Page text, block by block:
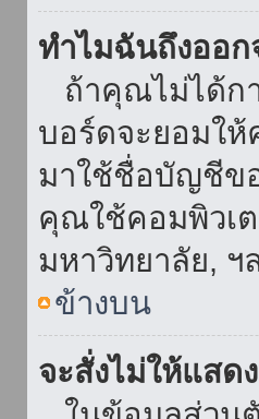
ทำไมฉันถึงออ
ถ้าคุณไม่ได้ก
บอร์ดจะยอมใ
มาใช้ชื่อบัญชีข
คุณใช้คอมพิวเต
มหาวิทยาลัย, ฯ
ข้างบน
จะสั่งไม่ให้แสด